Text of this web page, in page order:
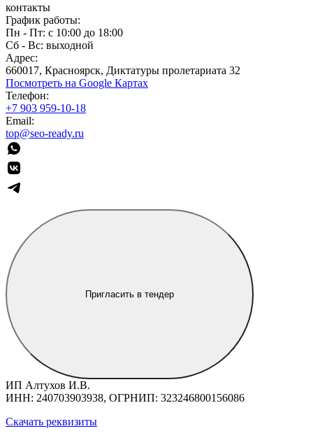
контакты
График работы:
Пн - Пт: с 10:00 до 18:00
Сб - Вс: выходной
Адрес:
660017, Красноярск, Диктатуры пролетариата 32
Посмотреть на Google Картах
Телефон:
+7 903 959-10-18
Email:
top@seo-ready.ru
Пригласить в тендер
ИП Алтухов И.В.
ИНН: 240703903938, ОГРНИП: 323246800156086
Скачать реквизиты